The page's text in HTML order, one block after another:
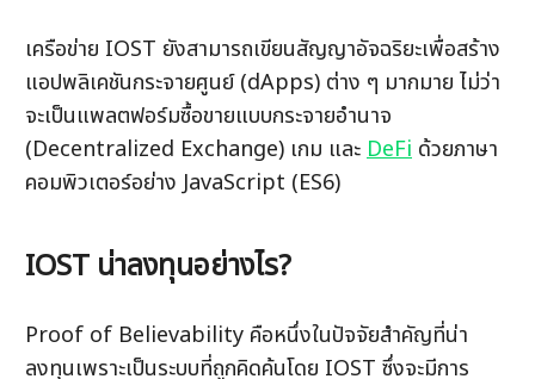
เครือข่าย IOST ยังสามารถเขียนสัญญาอัจฉริยะเพื่อสร้าง
แอปพลิเคชันกระจายศูนย์ (dApps) ต่าง ๆ มากมาย ไม่ว่า
จะเป็นแพลตฟอร์มซื้อขายแบบกระจายอำนาจ
(Decentralized Exchange) เกม และ DeFi ด้วยภาษา
คอมพิวเตอร์อย่าง JavaScript (ES6)
IOST น่าลงทุนอย่างไร?
Proof of Believability คือหนึ่งในปัจจัยสำคัญที่น่า
ลงทุนเพราะเป็นระบบที่ถูกคิดค้นโดย IOST ซึ่งจะมีการ